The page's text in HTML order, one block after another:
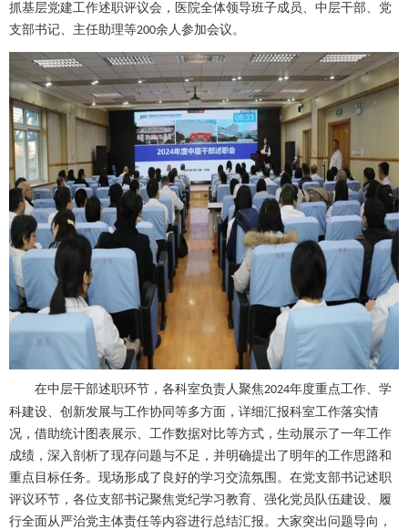
抓基层党建工作述职评议会，医院全体领导班子成员、中层干部、党
支部书记、主任助理等200余人参加会议。
在中层干部述职环节，各科室负责人聚焦2024年度重点工作、学
科建设、创新发展与工作协同等多方面，详细汇报科室工作落实情
况，借助统计图表展示、工作数据对比等方式，生动展示了一年工作
成绩，深入剖析了现存问题与不足，并明确提出了明年的工作思路和
重点目标任务。现场形成了良好的学习交流氛围。在党支部书记述职
评议环节，各位支部书记聚焦党纪学习教育、强化党员队伍建设、履
行全面从严治党主体责任等内容进行总结汇报。大家突出问题导向，